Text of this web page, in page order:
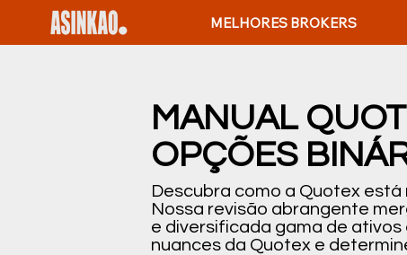
MELHORES BROKERS
MANUAL
OPÇÕES
Descubra como a Quotex
Nossa revisão abrangente
e diversificada gama de
nuances da Quotex e